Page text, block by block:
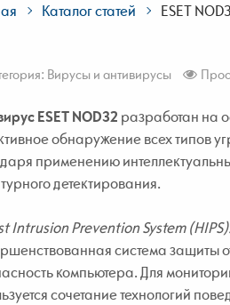
Каталог статей ESET
Вирусы и антивирусы
ESET NOD32 разработан на
обнаружение всех типов
применению
детектирования.
Intrusion Prevention System
система защиты
компьютера. Для
сочетание технологий